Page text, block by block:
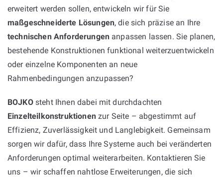
erweitert werden sollen, entwickeln wir für Sie
maßgeschneiderte Lösungen, die sich präzise an Ihre
technischen Anforderungen anpassen lassen. Sie planen,
bestehende Konstruktionen funktional weiterzuentwickeln
oder einzelne Komponenten an neue
Rahmenbedingungen anzupassen?
BOJKOsteht Ihnen dabei mit durchdachten
Einzelteilkonstruktionenzur Seite – abgestimmt auf
Effizienz, Zuverlässigkeit und Langlebigkeit. Gemeinsam
sorgen wir dafür, dass Ihre Systeme auch bei veränderten
Anforderungen optimal weiterarbeiten. Kontaktieren Sie
uns – wir schaffen nahtlose Erweiterungen, die sich